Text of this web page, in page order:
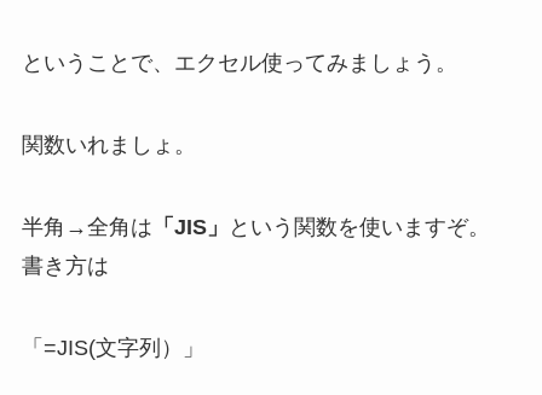
ということで、エクセル使ってみましょう。
関数いれましょ。
半角→全角は 「JIS」
という関数を使いますぞ。
書き方は
「=JIS(文字列）」